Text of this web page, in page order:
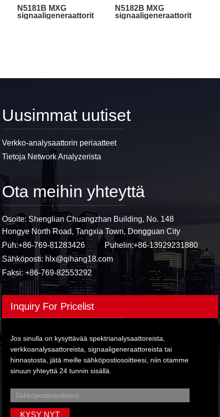
N5181B MXG
signaaligeneraattorit
N5182B MXG
signaaligeneraattorit
Uusimmat uutiset
Verkko-analysaattorin periaatteet
Tietoja Network Analyzerista
Ota meihin yhteyttä
Osoite: Shenglian Chuangzhan Building, No. 148
Hongye North Road, Tangxia Town, Dongguan City
Puh:+86-769-81283426 Puhelin:+86-13929231880
Sähköposti:hlx@qihang18.com
Faksi: +86-769-82553292
Inquiry For Pricelist
Jos sinulla on kysyttävää spektrianalysaattoreista,
verkkoanalysaattoreista, signaaligeneraattoreista tai
hinnastosta, jätä meille sähköpostiosoitteesi, niin otamme
sinuun yhteyttä 24 tunnin sisällä.